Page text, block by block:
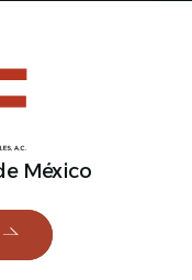
México